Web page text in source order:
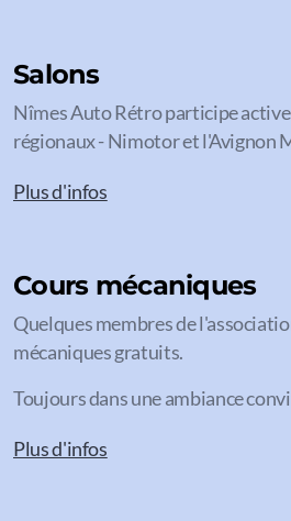
Salons
Nîmes Auto Rétro participe
régionaux - Nimotor et l'Avignon
Plus d'infos
Cours mécaniques
Quelques membres de
mécaniques gratuits.
Toujours dans une ambiance
Plus d'infos